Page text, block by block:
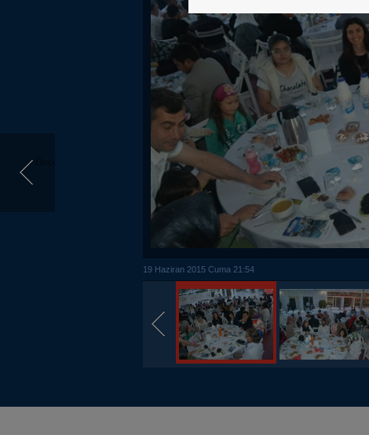
Önceki
19 Haziran 2015 Cuma 21:54